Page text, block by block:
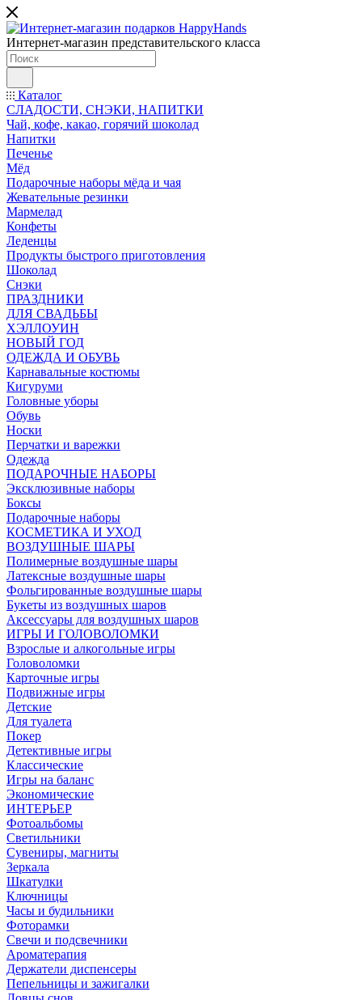
Интернет-магазин представительского класса
Каталог
СЛАДОСТИ, СНЭКИ, НАПИТКИ
Чай, кофе, какао, горячий шоколад
Напитки
Печенье
Мёд
Подарочные наборы мёда и чая
Жевательные резинки
Мармелад
Конфеты
Леденцы
Продукты быстрого приготовления
Шоколад
Снэки
ПРАЗДНИКИ
ДЛЯ СВАДЬБЫ
ХЭЛЛОУИН
НОВЫЙ ГОД
ОДЕЖДА И ОБУВЬ
Карнавальные костюмы
Кигуруми
Головные уборы
Обувь
Носки
Перчатки и варежки
Одежда
ПОДАРОЧНЫЕ НАБОРЫ
Эксклюзивные наборы
Боксы
Подарочные наборы
КОСМЕТИКА И УХОД
ВОЗДУШНЫЕ ШАРЫ
Полимерные воздушные шары
Латексные воздушные шары
Фольгированные воздушные шары
Букеты из воздушных шаров
Аксессуары для воздушных шаров
ИГРЫ И ГОЛОВОЛОМКИ
Взрослые и алкогольные игры
Головоломки
Карточные игры
Подвижные игры
Детские
Для туалета
Покер
Детективные игры
Классические
Игры на баланс
Экономические
ИНТЕРЬЕР
Фотоальбомы
Светильники
Сувениры, магниты
Зеркала
Шкатулки
Ключницы
Часы и будильники
Фоторамки
Свечи и подсвечники
Ароматерапия
Держатели диспенсеры
Пепельницы и зажигалки